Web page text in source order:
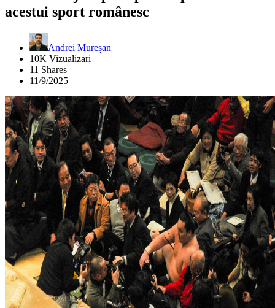
acestui sport românesc
Andrei Mureșan
10K Vizualizari
11 Shares
11/9/2025